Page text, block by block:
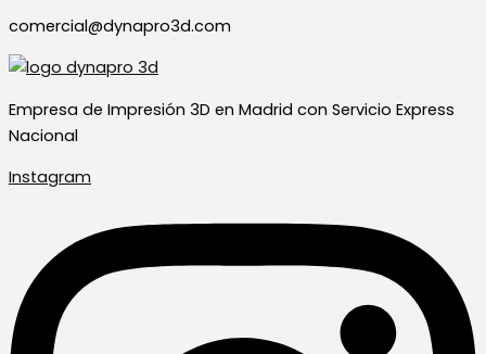
comercial@dynapro3d.com
Empresa de Impresión 3D en Madrid con Servicio Express
Nacional
Instagram